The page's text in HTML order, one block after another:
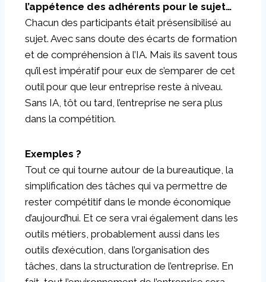
l’appétence des adhérents pour le sujet…
Chacun des participants était présensibilisé au
sujet. Avec sans doute des écarts de formation
et de compréhension à l’IA. Mais ils savent tous
qu’il est impératif pour eux de s’emparer de cet
outil pour que leur entreprise reste à niveau.
Sans IA, tôt ou tard, l’entreprise ne sera plus
dans la compétition.
Exemples ?
Tout ce qui tourne autour de la bureautique, la
simplification des tâches qui va permettre de
rester compétitif dans le monde économique
d’aujourd’hui. Et ce sera vrai également dans les
outils métiers, probablement aussi dans les
outils d’exécution, dans l’organisation des
tâches, dans la structuration de l’entreprise. En